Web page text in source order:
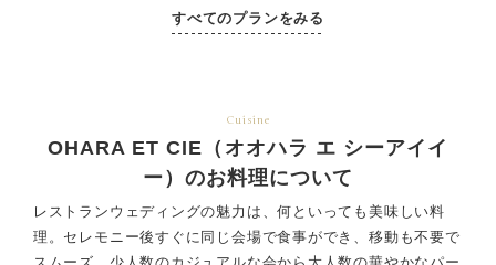
すべてのプランをみる
Cuisine
OHARA ET CIE（オオハラ エ シーアイイ
ー）のお料理について
レストランウェディングの魅力は、何といっても美味しい料
理。セレモニー後すぐに同じ会場で食事ができ、移動も不要で